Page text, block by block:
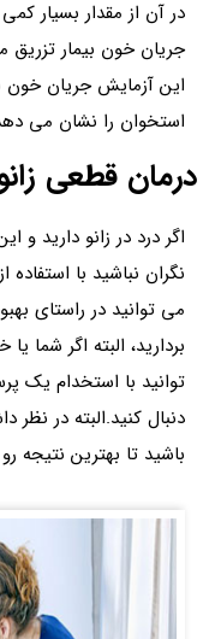
در آن از مقدار بسیار
جریان خون بیمار
این آزمایش جریان خون
استخوان را نشان می
درمان قطعی
اگر درد در زانو دارید و
نگران نباشید با
می توانید در راستای
بردارید، البته اگر شما
توانید با استخدام یک
دنبال کنید.البته در
باشید تا بهترین نتیجه